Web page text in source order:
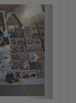
Próximo